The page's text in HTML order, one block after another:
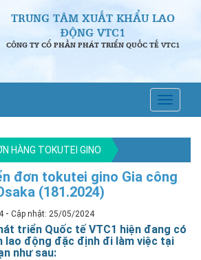
TRUNG TÂM XUẤT KHẨU LAO
ĐỘNG VTC1
CÔNG TY CỔ PHẦN PHÁT TRIỂN QUỐC TẾ VTC1
HÀNG TOKUTEI GINO
đơn tokutei gino Gia công
(181.2024)
- Cập nhật: 25/05/2024
triển Quốc tế VTC1 hiện đang có
lao động đặc định đi làm việc tại
như sau: